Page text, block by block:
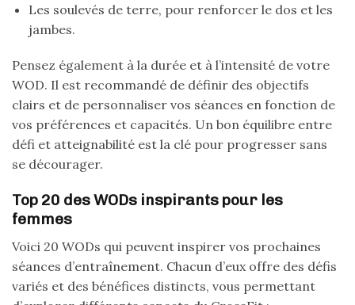
Les soulevés de terre, pour renforcer le dos et les
jambes.
Pensez également à la durée et à l’intensité de votre
WOD. Il est recommandé de définir des objectifs
clairs et de personnaliser vos séances en fonction de
vos préférences et capacités. Un bon équilibre entre
défi et atteignabilité est la clé pour progresser sans
se décourager.
Top 20 des WODs inspirants pour les
femmes
Voici 20 WODs qui peuvent inspirer vos prochaines
séances d’entraînement. Chacun d’eux offre des défis
variés et des bénéfices distincts, vous permettant